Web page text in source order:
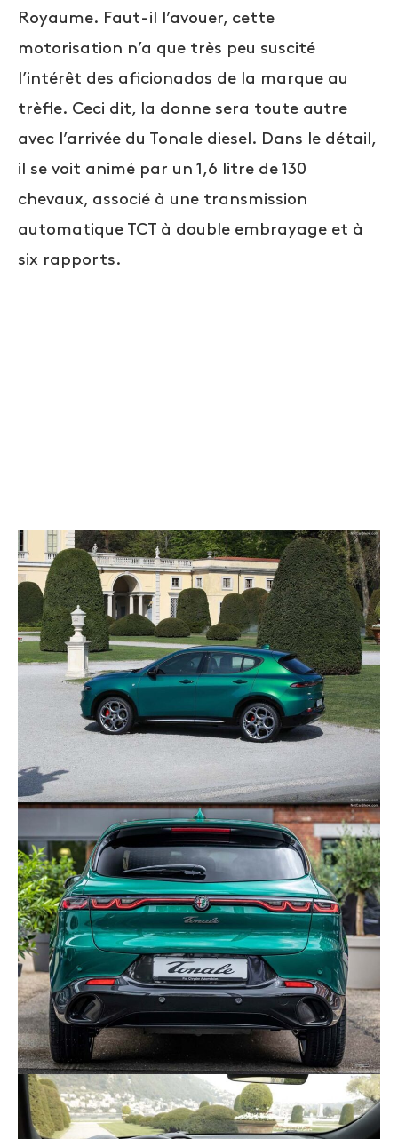
Royaume. Faut-il l’avouer, cette
motorisation n’a que très peu suscité
l’intérêt des aficionados de la marque au
trèfle. Ceci dit, la donne sera toute autre
avec l’arrivée du Tonale diesel. Dans le détail,
il se voit animé par un 1,6 litre de 130
chevaux, associé à une transmission
automatique TCT à double embrayage et à
six rapports.